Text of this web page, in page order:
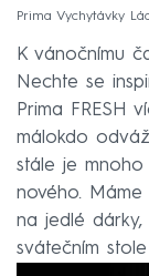
Prima Vychytávky
K vánočnímu
Nechte se
Prima FRESH
málokdo
stále je mnoho
nového.
na jedlé
svátečním